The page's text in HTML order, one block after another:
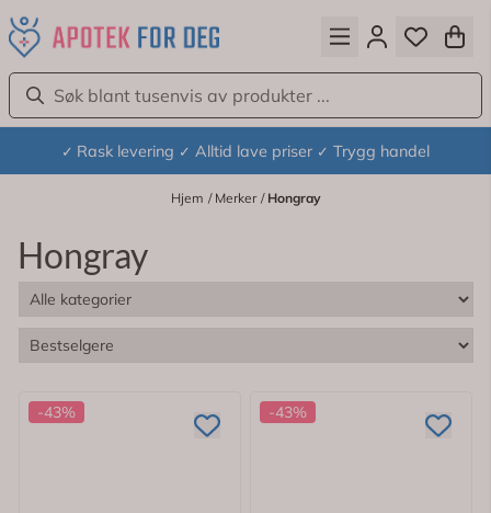
Hopp til innhold
✓ Rask levering ✓ Alltid lave priser ✓ Trygg handel
Hjem / Merker / Hongray
Hongray
-43% -43%